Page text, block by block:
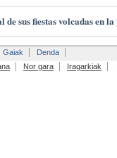
sus fiestas volcadas en
Gaiak
Denda
Nor gara Iragarkiak